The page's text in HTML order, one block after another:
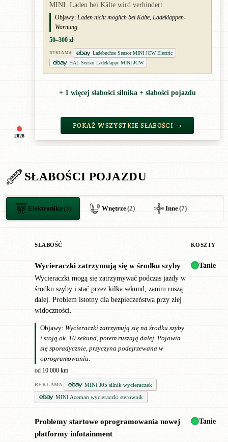
2028
MINI. Laden bei Kälte wird verhindert.
Objawy: Laden nicht möglich bei Kälte, Ladeklappen-
Warnung
50–300 zł
REKLAMA
Ladebuchse Sensor MINI JCW Electric
HAL Sensor Ladeklappe MINI JCW
+ 1 więcej słabości silnika + słabości pojazdu
POKAŻ WSZYSTKIE SŁABOŚCI →
SŁABOŚCI POJAZDU
Elektronika (3) Wnętrze(2) Inne(7)
SŁABOŚĆ KOSZTY
Wycieraczki zatrzymują się w środku szyby
Wycieraczki mogą się zatrzymywać podczas jazdy w
środku szyby i stać przez kilka sekund, zanim ruszą
dalej. Problem istotny dla bezpieczeństwa przy złej
widoczności.
Objawy: Wycieraczki zatrzymują się na środku szyby
i stoją ok. 10 sekund, potem ruszają dalej. Pojawia
się sporadycznie, przyczyna podejrzewana w
oprogramowaniu.
od 10 000 km
REKLAMA
MINI J05 silnik wycieraczek
MINI Aceman wycieraczki sterownik
Tanie
Problemy startowe oprogramowania nowej
platformy infotainment
Tanie